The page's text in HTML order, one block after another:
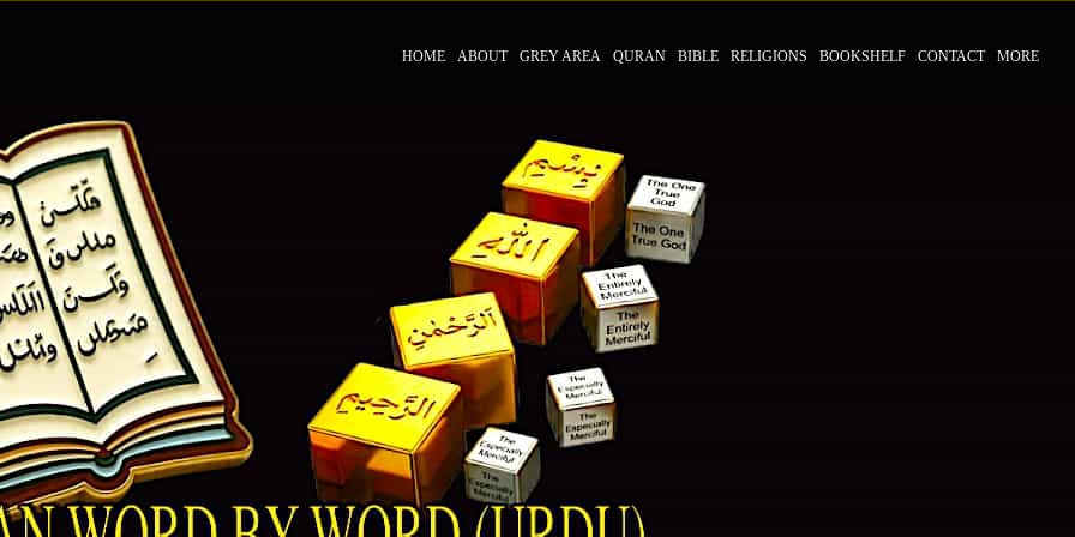
HOME ABOUT GREY AREA QURAN BIBLE RELIGIONS BOOKSHELF CONTACT MORE